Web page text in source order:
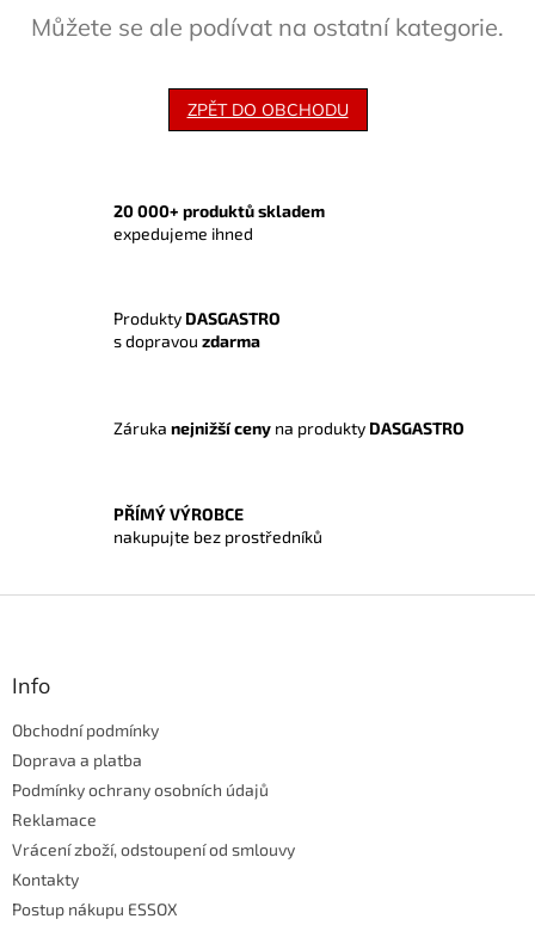
Můžete se ale podívat na ostatní kategorie.
ZPĚT DO OBCHODU
20 000+ produktů skladem
expedujeme ihned
Produkty DASGASTRO
s dopravou zdarma
Záruka nejnižší ceny na produkty DASGASTRO
PŘÍMÝ VÝROBCE
nakupujte bez prostředníků
Z
Info
Obchodní podmínky
Doprava a platba
Podmínky ochrany osobních údajů
Reklamace
Vrácení zboží, odstoupení od smlouvy
Kontakty
Postup nákupu ESSOX